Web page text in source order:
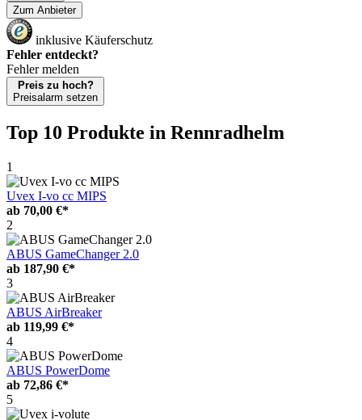
Zum Anbieter
inklusive Käuferschutz
Fehler entdeckt?
Fehler melden
Preis zu hoch?
Preisalarm setzen
Top 10 Produkte in Rennradhelm
1
Uvex I-vo cc MIPS
ab 70,00 €*
2
ABUS GameChanger 2.0
ab 187,90 €*
3
ABUS AirBreaker
ab 119,99 €*
4
ABUS PowerDome
ab 72,86 €*
5